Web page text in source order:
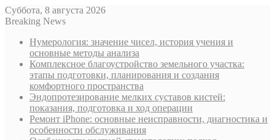
Суббота, 8 августа 2026
Breaking News
Нумерология: значение чисел, история учения и
основные методы анализа
Комплексное благоустройство земельного участка:
этапы подготовки, планирования и создания
комфортного пространства
Эндопротезирование мелких суставов кистей:
показания, подготовка и ход операции
Ремонт iPhone: основные неисправности, диагностика и
особенности обслуживания